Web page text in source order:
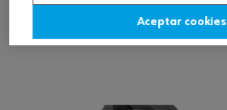
Ver producto
Aceptar cookies